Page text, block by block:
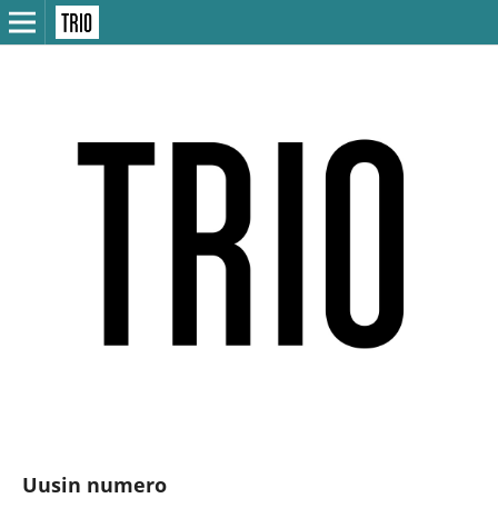
Uusin numero